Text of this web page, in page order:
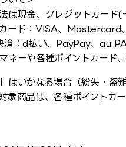
は現金、クレジットカード(
カード：VISA、
済：d払い、PayPay、au
ネーや各種ポイントカード
はいかなる場合（紛失・盗
象商品は、各種ポイントカ